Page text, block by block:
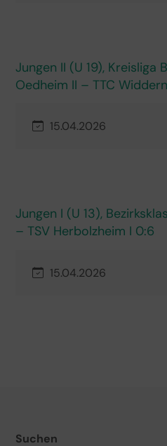
Jungen II (U 19), Kreisliga
Oedheim II – TTC
15.04.2026
Jungen I (U 13),
– TSV Herbolzheim I 0:6
15.04.2026
Suchen